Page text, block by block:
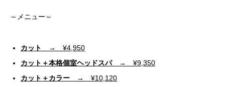
～メニュー～
カット
→ ¥4,950
カット＋本格個室ヘッドスパ→ ¥9,350
カット＋カラー → ¥10,120